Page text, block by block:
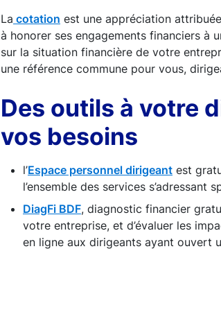
La cotation est une appréciation
à honorer ses engagements financiers à
sur la situation financière de votre
une référence commune pour vous,
Des outils à votre
vos besoins
l’Espace personnel dirigeant est
l’ensemble des services
DiagFi BDF, diagnostic financier
votre entreprise, et d’évaluer les
en ligne aux dirigeants ayant ouvert